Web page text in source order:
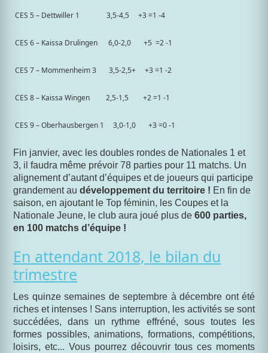
CES 5 – Dettwiller 1 3,5-4,5 +3 =1 -4
CES 6 – Kaissa Drulingen 6,0-2,0 +5 =2 -1
CES 7 – Mommenheim 3 3,5-2,5+ +3 =1 -2
CES 8 – Kaissa Wingen 2,5-1,5 +2 =1 -1
CES 9 – Oberhausbergen 1 3,0-1,0 +3 =0 -1
Fin janvier, avec les doubles rondes de Nationales 1 et
3, il faudra même prévoir 78 parties pour 11 matchs. Un
alignement d’autant d’équipes et de joueurs qui participe
grandement au développement du territoire ! En fin de
saison, en ajoutant le Top féminin, les Coupes et la
Nationale Jeune, le club aura joué plus de 600 parties,
en 100 matchs d’équipe !
En attendant 2018, le bilan du
trimestre
Les quinze semaines de septembre à décembre ont été
riches et intenses ! Sans interruption, les activités se sont
succédées, dans un rythme effréné, sous toutes les
formes possibles, animations, formations, compétitions,
loisirs, etc... Vous pourrez découvrir tous ces moments